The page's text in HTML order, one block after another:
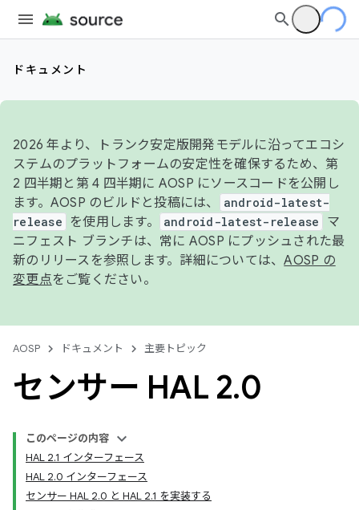
ドキュメント
2026 年より、トランク安定版開発モデルに沿ってエコシ
ステムのプラットフォームの安定性を確保するため、第
2 四半期と第 4 四半期に AOSP にソースコードを公開し
ます。AOSP のビルドと投稿には、
android-latest-
release
を使用します。 android-latest-release
マ
ニフェスト ブランチは、常に AOSP にプッシュされた最
新のリリースを参照します。詳細については、AOSP の
変更点をご覧ください。
AOSP ドキュメント 主要トピック
センサー HAL 2.0
このページの内容
HAL 2.1 インターフェース
HAL 2.0 インターフェース
センサー HAL 2.0 と HAL 2.1 を実装する